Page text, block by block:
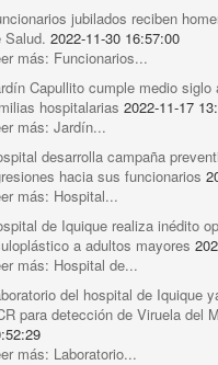
jubilados reciben
Salud. 2022-11-30 16:57:00
más: Funcionarios...
Capullito cumple medio siglo
hospitalarias 2022-11-17
más: Jardín...
desarrolla campaña
hacia sus funcionarios
más: Hospital...
de Iquique realiza inédito
a adultos mayores
más: Hospital de...
del hospital de Iquique
para detección de Viruela del
más: Laboratorio...